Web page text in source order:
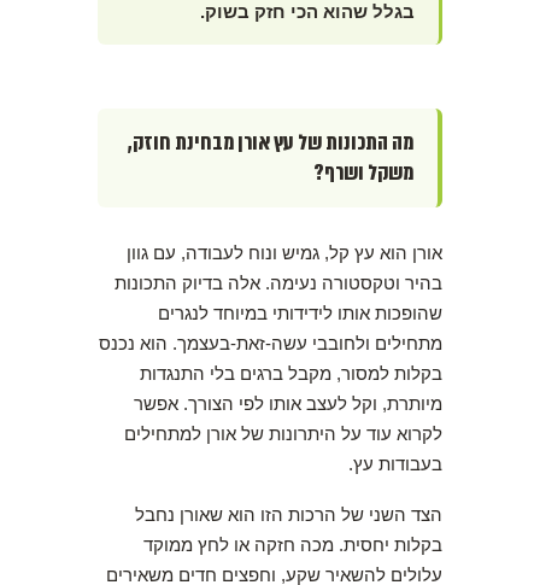
בגלל שהוא הכי חזק בשוק.
מה התכונות של עץ אורן מבחינת חוזק,
משקל ושרף?
אורן הוא עץ קל, גמיש ונוח לעבודה, עם גוון
בהיר וטקסטורה נעימה. אלה בדיוק התכונות
שהופכות אותו לידידותי במיוחד לנגרים
מתחילים ולחובבי עשה-זאת-בעצמך. הוא נכנס
בקלות למסור, מקבל ברגים בלי התנגדות
מיותרת, וקל לעצב אותו לפי הצורך. אפשר
לקרוא עוד על היתרונות של אורן למתחילים
בעבודות עץ.
הצד השני של הרכות הזו הוא שאורן נחבל
בקלות יחסית. מכה חזקה או לחץ ממוקד
עלולים להשאיר שקע, וחפצים חדים משאירים